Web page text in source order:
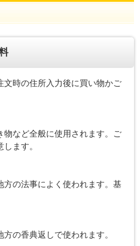
文時の住所入力後に買い物かご
など全般に使用されます。ご
ます。
方の法事によく使われます。基
の香典返しで使われます。